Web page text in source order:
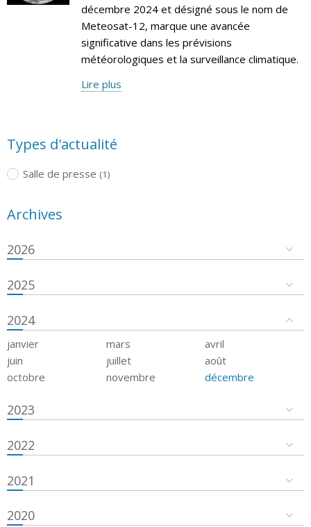
décembre 2024 et désigné sous le nom de
Meteosat-12, marque une avancée
significative dans les prévisions
météorologiques et la surveillance climatique.
Lire plus
Types d'actualité
Salle de presse (1)
Archives
2026
2025
2024
janvier mars
avril
juin
juillet
août
octobre
novembre décembre
2023
2022
2021
2020